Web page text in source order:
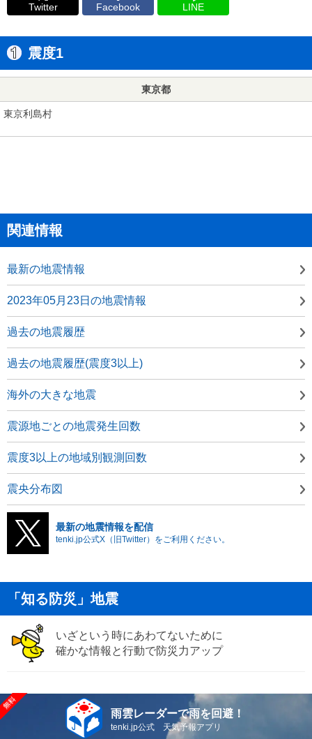
Twitter Facebook LINE
震度1
東京都
東京利島村
関連情報
最新の地震情報
2023年05月23日の地震情報
過去の地震履歴
過去の地震履歴(震度3以上)
海外の大きな地震
震源地ごとの地震発生回数
震度3以上の地域別観測回数
震央分布図
最新の地震情報を配信
tenki.jp公式X（旧Twitter）をご利用ください。
「知る防災」地震
いざという時にあわてないために
確かな情報と行動で防災力アップ
雨雲レーダーで雨を回避！
tenki.jp公式 天気予報アプリ